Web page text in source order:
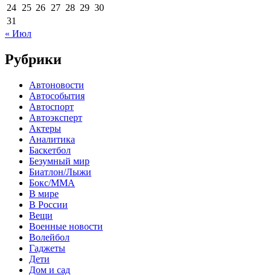
24 25 26 27 28 29 30
31
« Июл
Рубрики
Автоновости
Автособытия
Автоспорт
Автоэксперт
Актеры
Аналитика
Баскетбол
Безумный мир
Биатлон/Лыжи
Бокс/MMA
В мире
В России
Вещи
Военные новости
Волейбол
Гаджеты
Дети
Дом и сад